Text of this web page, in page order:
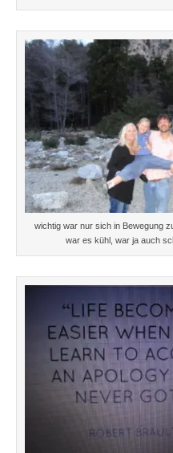
wichtig war nur sich in Bewegung
war es kühl, war ja auch